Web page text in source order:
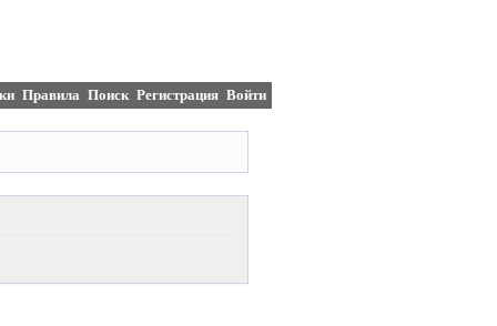
Правила Поиск Регистрация Войти